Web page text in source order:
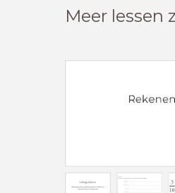
Meer lessen